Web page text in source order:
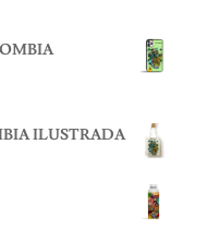
ILUSTRADA